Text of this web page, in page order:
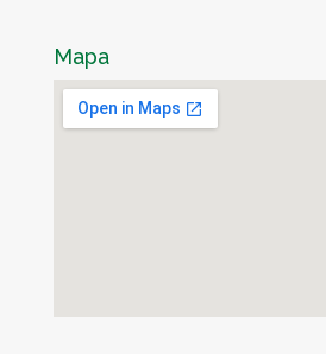
Mapa